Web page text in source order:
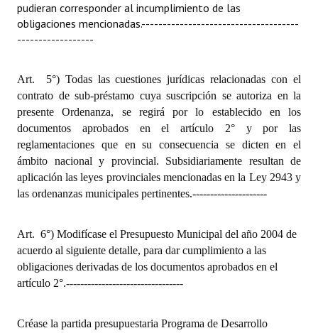
pudieran corresponder al incumplimiento de las
obligaciones mencionadas.-------------------------------------
------------------
Art.
5°) Todas las cuestiones jurídicas relacionadas con el
contrato de sub-préstamo cuya suscripción se autoriza en la
presente Ordenanza, se regirá por lo establecido en los
documentos aprobados en el artículo 2° y por las
reglamentaciones que en su consecuencia se dicten en el
ámbito nacional y provincial. Subsidiariamente resultan de
aplicación las leyes provinciales mencionadas en la Ley 2943 y
las ordenanzas municipales pertinentes.---------------------
Art. 6°) Modifícase el Presupuesto Municipal del año 2004 de
acuerdo al siguiente detalle, para dar cumplimiento a las
obligaciones derivadas de los documentos aprobados en el
artículo 2°.---------------------------------
Créase la partida presupuestaria Programa de Desarrollo